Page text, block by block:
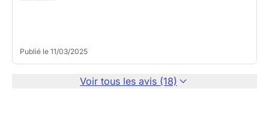
Publié le 11/03/2025
Voir tous les avis (18)